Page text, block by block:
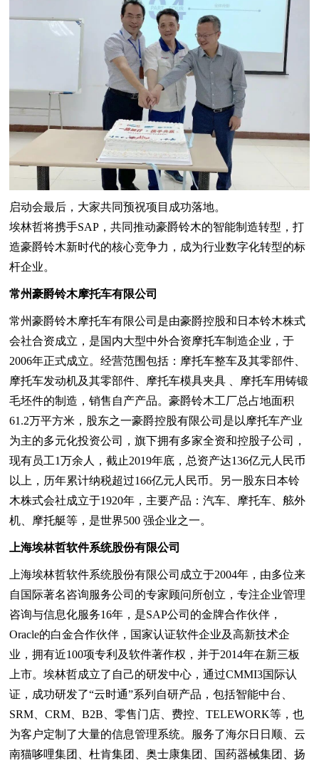
启动会最后，大家共同预祝项目成功落地。
埃林哲将携手SAP，共同推动豪爵铃木的智能制造转型，打
造豪爵铃木新时代的核心竞争力，成为行业数字化转型的标
杆企业。
常州豪爵铃木摩托车有限公司
常州豪爵铃木摩托车有限公司是由豪爵控股和日本铃木株式
会社合资成立，是国内大型中外合资摩托车制造企业，于
2006年正式成立。经营范围包括：摩托车整车及其零部件、
摩托车发动机及其零部件、摩托车模具夹具 、摩托车用铸锻
毛坯件的制造，销售自产产品。豪爵铃木工厂总占地面积
61.2万平方米，股东之一豪爵控股有限公司是以摩托车产业
为主的多元化投资公司，旗下拥有多家全资和控股子公司，
现有员工1万余人，截止2019年底，总资产达136亿元人民币
以上，历年累计纳税超过166亿元人民币。另一股东日本铃
木株式会社成立于1920年，主要产品：汽车、摩托车、舷外
机、摩托艇等，是世界500 强企业之一。
上海埃林哲软件系统股份有限公司
上海埃林哲软件系统股份有限公司成立于2004年，由多位来
自国际著名咨询服务公司的专家顾问所创立，专注企业管理
咨询与信息化服务16年，是SAP公司的金牌合作伙伴，
Oracle的白金合作伙伴，国家认证软件企业及高新技术企
业，拥有近100项专利及软件著作权，并于2014年在新三板
上市。埃林哲成立了自己的研发中心，通过CMMI3国际认
证，成功研发了“云时通”系列自研产品，包括智能中台、
SRM、CRM、B2B、零售门店、费控、TELEWORK等，也
为客户定制了大量的信息管理系统。服务了海尔日日顺、云
南猫哆哩集团、杜肯集团、奥士康集团、国药器械集团、扬